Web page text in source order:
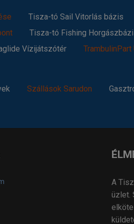
Tisza-tó Sail Vitorlás bázis
Tisza-tó Fishing
Vízijátszótér
TrambulinPart
Szállások Sarudon
A
üzlet.